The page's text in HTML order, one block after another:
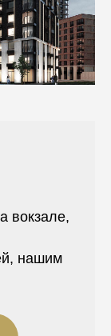
вокзале,
нашим